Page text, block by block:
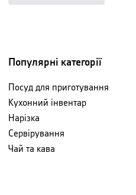
Популярні категорії
Посуд для приготування
Кухонний інвентар
Нарізка
Сервірування
Чай та кава